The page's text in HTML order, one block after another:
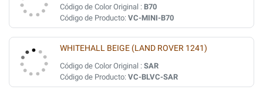
Código de Color Original : B70
Código de Producto: VC-MINI-B70
WHITEHALL BEIGE (LAND ROVER 1241)
Código de Color Original : SAR
Código de Producto: VC-BLVC-SAR